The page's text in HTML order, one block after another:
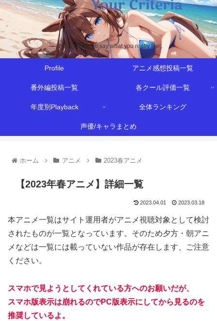
Never afraid to say what you really feel.
Profile アニメ感想投稿一覧
番外編投稿一覧 各クール評価一覧
年度別Playback 全体ランキング
声優/キャラまとめ
ホーム アニメ 2023春アニメ
【2023年春アニメ】詳細一覧
2023.04.01 2023.03.18
本アニメ一覧はサイト運用者がアニメ視聴対象として検討
されたものが一覧となっています。そのため夕方・朝アニ
メなどは一覧には載っていない作品が存在します、ご注意
ください。
スマホで見ようとしてくれている方へのお願いだが、
スマホ版表示は崩れるのでPC版表示にしてから見るのを
推奨しているよ。